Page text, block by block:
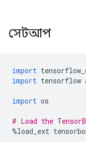
সেটআপ
import
import tensorflow
import os
# Load the
%load_ext